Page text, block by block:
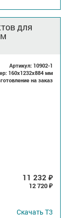
для
Артикул: 10902-1
160x1232x884 мм
на заказ
11 232 ₽
12 720 ₽
Скачать Т3